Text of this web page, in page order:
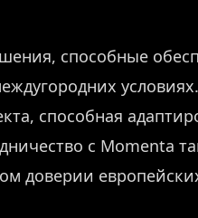
способные
способная
с Momenta
доверии